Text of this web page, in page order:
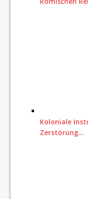
Koloniale
Zerstörung…